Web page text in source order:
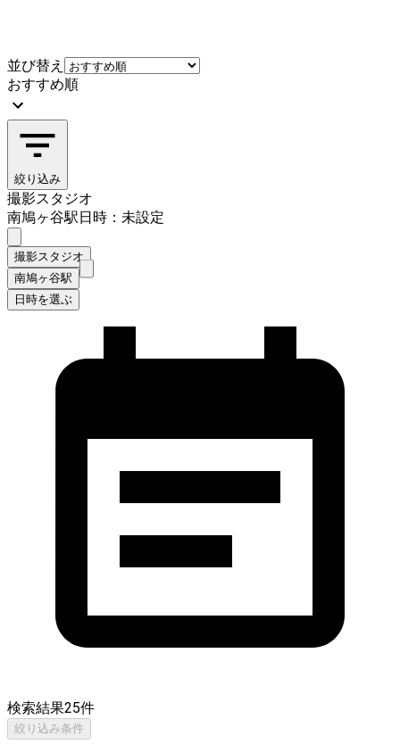
並び替え
おすすめ順
絞り込み
撮影スタジオ
南鳩ヶ谷駅日時：未設定
撮影スタジオ
南鳩ヶ谷駅
日時を選ぶ
検索結果25件
絞り込み条件